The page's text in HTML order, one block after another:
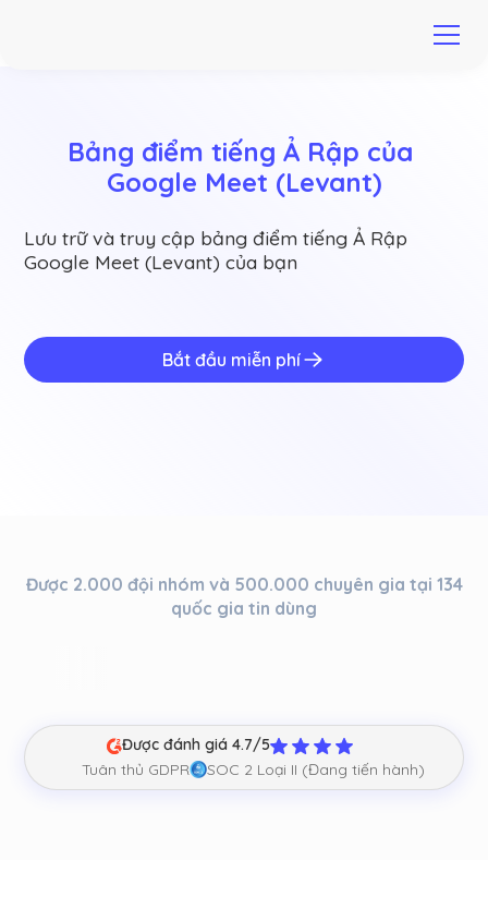
Bảng điểm tiếng Ả Rập của
Google Meet (Levant)
Lưu trữ và truy cập bảng điểm tiếng Ả Rập
Google Meet (Levant) của bạn
Bắt đầu miễn phí
Được 2.000 đội nhóm và 500.000 chuyên gia tại 134
quốc gia tin dùng
Được đánh giá 4.7/5
Tuân thủ GDPR
SOC 2 Loại II (Đang tiến hành)